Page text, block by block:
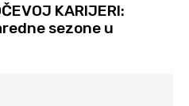
KARIJERI:
sezone u